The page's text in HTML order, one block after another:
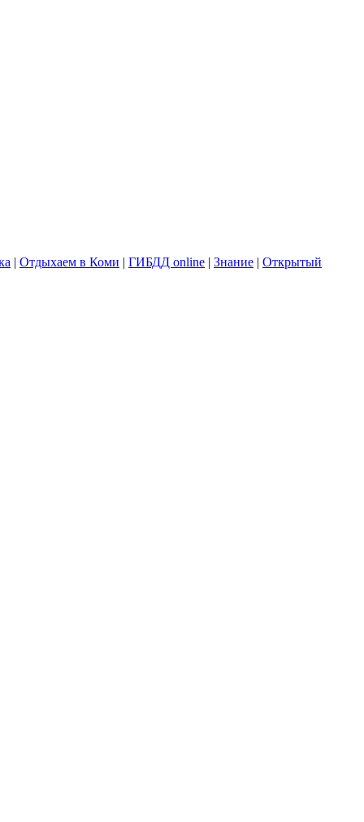
| Отдыхаем в Коми | ГИБДД online | Знание | Открытый